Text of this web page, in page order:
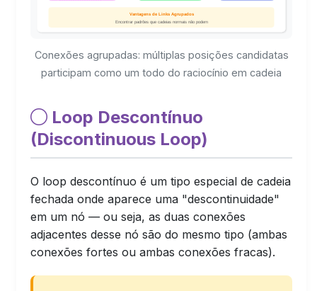
Conexões agrupadas: múltiplas posições candidatas
participam como um todo do raciocínio em cadeia
Loop Descontínuo
(Discontinuous Loop)
O loop descontínuo é um tipo especial de cadeia
fechada onde aparece uma "descontinuidade"
em um nó — ou seja, as duas conexões
adjacentes desse nó são do mesmo tipo (ambas
conexões fortes ou ambas conexões fracas).